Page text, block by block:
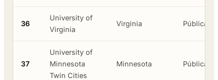
36
University of
Virginia
Virginia Pública
37
University of
Minnesota
Twin Cities
Minnesota Pública